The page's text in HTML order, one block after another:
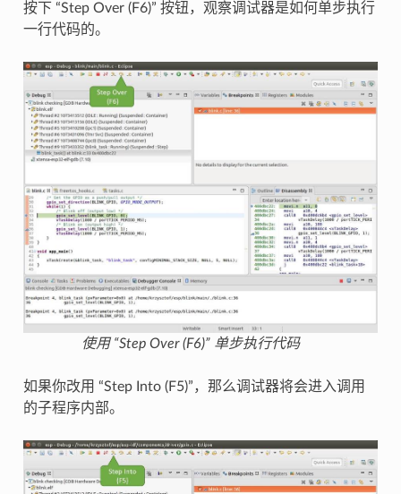
按下 “Step Over (F6)” 按钮，观察调试器是如何单步执行
一行代码的。
使用 “Step Over (F6)” 单步执行代码
如果你改用 “Step Into (F5)”，那么调试器将会进入调用
的子程序内部。